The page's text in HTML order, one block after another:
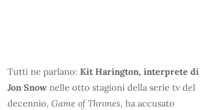
Tutti ne parlano: Kit Harington, interprete di
Jon Snow nelle otto stagioni della serie tv del
decennio, Game of Thrones, ha accusato